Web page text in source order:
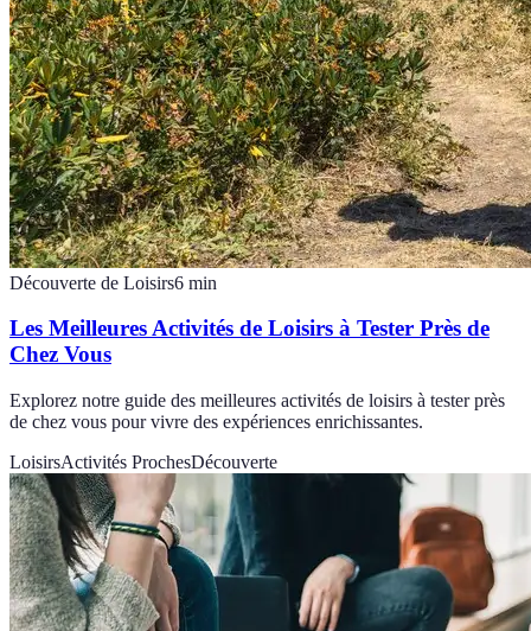
Découverte de Loisirs6 min
Les Meilleures Activités de Loisirs à Tester Près de
Chez Vous
Explorez notre guide des meilleures activités de loisirs à tester près
de chez vous pour vivre des expériences enrichissantes.
LoisirsActivités ProchesDécouverte